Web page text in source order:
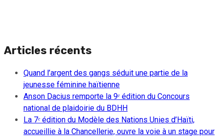
Articles récents
Quand l’argent des gangs séduit une partie de la
jeunesse féminine haïtienne
Anson Dacius remporte la 9ᵉ édition du Concours
national de plaidoirie du BDHH
La 7ᵉ édition du Modèle des Nations Unies d’Haïti,
accueillie à la Chancellerie, ouvre la voie à un stage pour